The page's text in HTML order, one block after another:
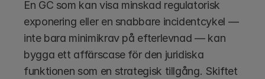
En GC som kan visa minskad regulatorisk
exponering eller en snabbare incidentcykel —
inte bara minimikrav på efterlevnad — kan
bygga ett affärscase för den juridiska
funktionen som en strategisk tillgång. Skiftet